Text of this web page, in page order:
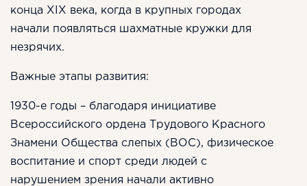
конца XIX века, когда в крупных городах
начали появляться шахматные кружки для
незрячих.
Важные этапы развития:
1930-е годы – благодаря инициативе
Всероссийского ордена Трудового Красного
Знамени Общества слепых (ВОС), физическое
воспитание и спорт среди людей с
нарушением зрения начали активно